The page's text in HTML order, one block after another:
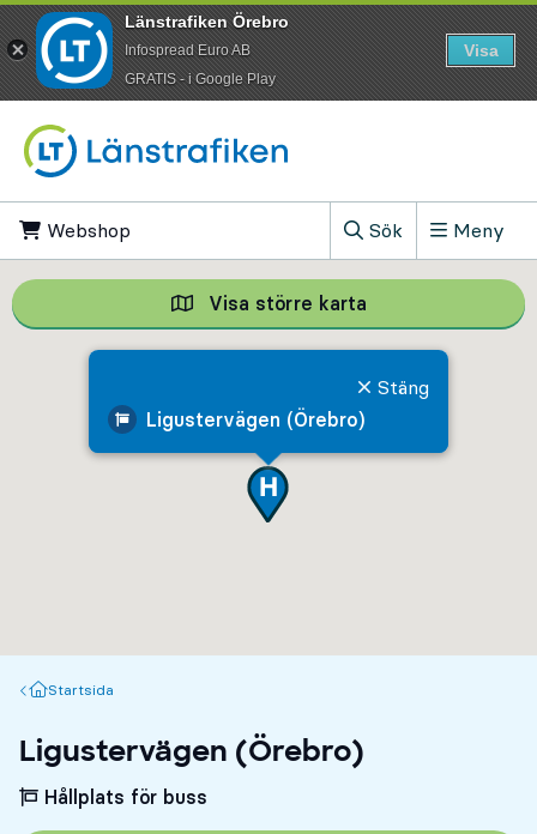
Webshop
Sök
, Visa sökfältet
Meny
Ligustervägen (Örebro)
Stäng
Visa större karta Visa större
Startsida
Startsida
Ligustervägen (Örebro)
Hållplats för buss
Länstrafiken Örebro
Infospread Euro AB
​GRATIS - i Google Play
Visa